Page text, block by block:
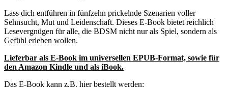
Lass dich entführen in fünfzehn prickelnde Szenarien voller
Sehnsucht, Mut und Leidenschaft. Dieses E-Book bietet reichlich
Lesevergnügen für alle, die BDSM nicht nur als Spiel, sondern als
Gefühl erleben wollen.
Lieferbar als E-Book im universellen EPUB-Format, sowie für
den Amazon Kindle und als iBook.
Das E-Book kann z.B. hier bestellt werden: